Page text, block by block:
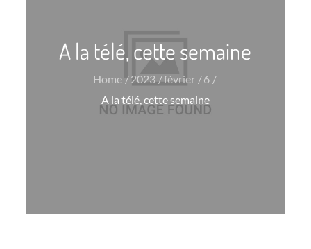
A la télé, cette semaine
Home 2023 février
6
A la télé, cette semaine